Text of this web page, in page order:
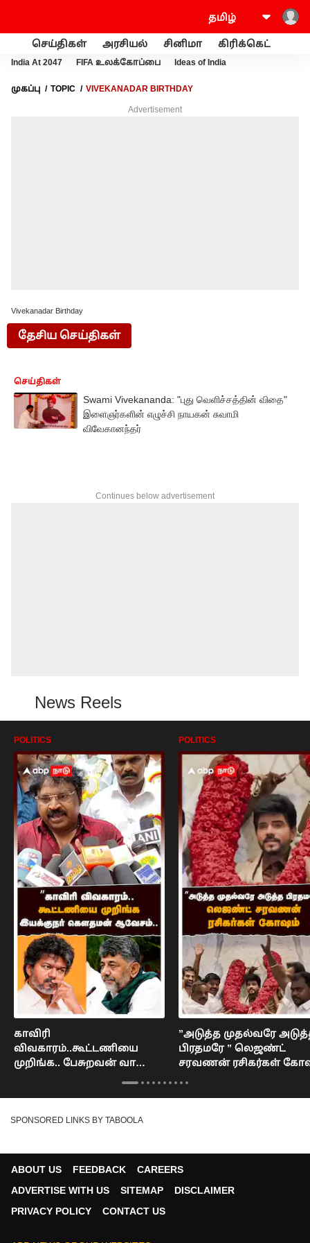
செய்திகள் அரசியல் சினிமா கிரிக்கெட்
India At 2047 FIFA உலக்கோப்பை Ideas of India
முகப்பு TOPIC VIVEKANADAR BIRTHDAY
Advertisement
Vivekanadar Birthday
தேசிய செய்திகள்
செய்திகள்
Swami Vivekananda: "புது வெளிச்சத்தின் விதை"
இளைஞர்களின் எழுச்சி நாயகன் சுவாமி
விவேகானந்தர்
Continues below advertisement
News Reels
POLITICS
காவிரி
விவகாரம்..கூட்டணியை
முறிங்க.. பேசுறவன் வாயை
POLITICS
”அடுத்த முதல்வரே
பிரதமரே ” லெஜண்ட்
சரவணன் ரசிகர்கள்
SPONSORED LINKS BY TABOOLA
ABOUT US FEEDBACK
CAREERS
ADVERTISE WITH US
SITEMAP
DISCLAIMER
PRIVACY POLICY
CONTACT US